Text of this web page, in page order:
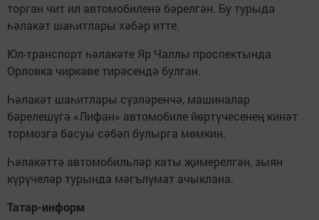
торган чит ил автомобиленә бәрелгән. Бу турыда
һәлакәт шаһитлары хәбәр итте.
Юл-транспорт һәлакәте Яр Чаллы проспектында
Орловка чиркәве тирәсендә булган.
Һәлакәт шаһитлары сүзләренчә, машиналар
бәрелешүгә «Лифан» автомобиле йөртүчесенең кинәт
тормозга басуы сәбәп булырга мөмкин.
Һәлакәттә автомобильләр каты җимерелгән, зыян
күрүчеләр турында мәгълүмат ачыклана.
Татар-информ